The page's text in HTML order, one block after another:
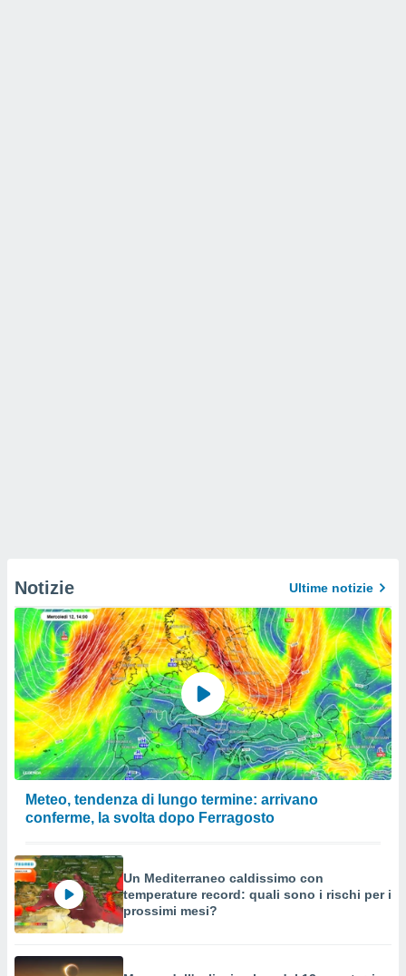
Notizie Ultime notizie
Meteo, tendenza di lungo termine: arrivano
conferme, la svolta dopo Ferragosto
Un Mediterraneo caldissimo con
temperature record: quali sono i rischi per i
prossimi mesi?